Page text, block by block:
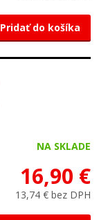
Pridať do košíka
NA SKLADE
16,90 €
13,74 € bez DPH